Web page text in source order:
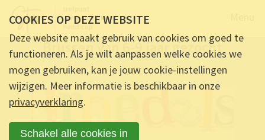
Brussen van 6-9 jaar gezocht
Ontmoet & Deel Brussen van 6-9 jaar gezocht
COOKIES OP DEZE WEBSITE
Deze website maakt gebruik van cookies om goed te
functioneren. Als je wilt aanpassen welke cookies we
mogen gebruiken, kan je jouw cookie-instellingen
wijzigen. Meer informatie is beschikbaar in onze
privacyverklaring.
Schakel alle cookies in